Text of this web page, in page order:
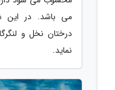
می باشد. در این
درختان نخل و
نماید.